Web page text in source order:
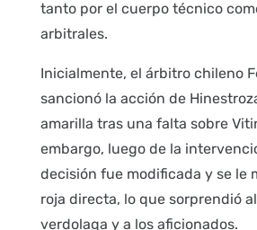
tanto por el cuerpo técnico
arbitrales.
Inicialmente, el árbitro chileno
sancionó la acción de
amarilla tras una falta sobre
embargo, luego de la
decisión fue modificada y se le
roja directa, lo que sorprendió
verdolaga y a los aficionados.